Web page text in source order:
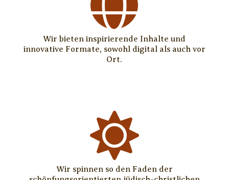
Wir bieten inspirierende Inhalte und
innovative Formate, sowohl digital als auch vor
Ort.

Wir spinnen so den Faden der